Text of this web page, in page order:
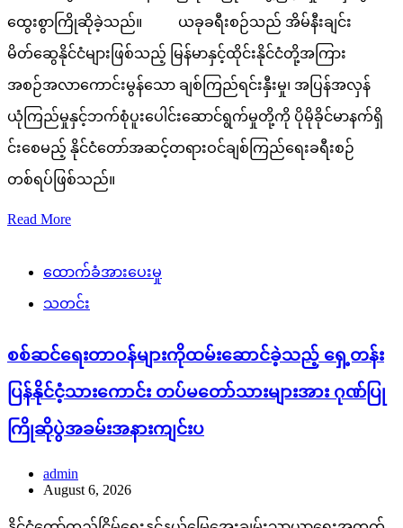
ထွေးစွာကြိုဆိုခဲ့သည်။ ယခုခရီးစဉ်သည် အိမ်နီးချင်း
မိတ်ဆွေနိုင်ငံများဖြစ်သည့် မြန်မာနှင့်ထိုင်းနိုင်ငံတို့အကြား
အစဉ်အလာကောင်းမွန်သော ချစ်ကြည်ရင်းနှီးမှု၊ အပြန်အလှန်
ယုံကြည်မှုနှင့်ဘက်စုံပူးပေါင်းဆောင်ရွက်မှုတို့ကို ပိုမိုခိုင်မာနက်ရှိ
င်းစေမည့် နိုင်ငံတော်အဆင့်တရားဝင်ချစ်ကြည်ရေးခရီးစဉ်
တစ်ရပ်ဖြစ်သည်။
Read More
ထောက်ခံအားပေးမှု
သတင်း
စစ်ဆင်ရေးတာဝန်များကိုထမ်းဆောင်ခဲ့သည့် ရှေ့တန်း
ပြန်နိုင်ငံ့သားကောင်း တပ်မတော်သားများအား ဂုဏ်ပြု
ကြိုဆိုပွဲအခမ်းအနားကျင်းပ
admin
August 6, 2026